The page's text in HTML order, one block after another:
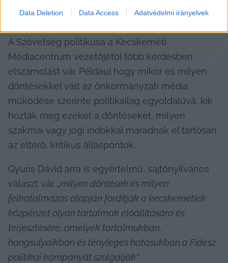
Data Deletion Data Access Adatvédelmi irányelvek
A Szövetség politikusa a Kecskeméti
Médiacentrum vezetőjétől több kérdésben
elszámolást vár. Például hogy mikor és milyen
döntésekkel vált az önkormányzati média
működése szerinte politikailag egyoldalúvá, kik
hozták meg ezeket a döntéseket, milyen
szakmai vagy jogi indokkal maradnak el tartósan
az eltérő, kritikus álláspontok.
Gyuris Dávid arra is egyértelmű, sajtónyilvános
választ vár, „milyen döntések és milyen
felhatalmazás alapján fordítják a kecskemétiek
közpénzét olyan tartalmak előállítására és
terjesztésére, amelyek tartalmukban,
hangsúlyaikban és tényleges hatásukban a Fidesz
politikai kampányát szolgálják”.